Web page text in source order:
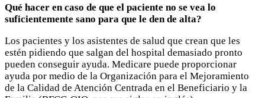
Qué hacer en caso de que el paciente no se vea lo
suficientemente sano para que le den de alta?
Los pacientes y los asistentes de salud que crean que les
estén pidiendo que salgan del hospital demasiado pronto
pueden conseguir ayuda. Medicare puede proporcionar
ayuda por medio de la Organización para el Mejoramiento
de la Calidad de Atención Centrada en el Beneficiario y la